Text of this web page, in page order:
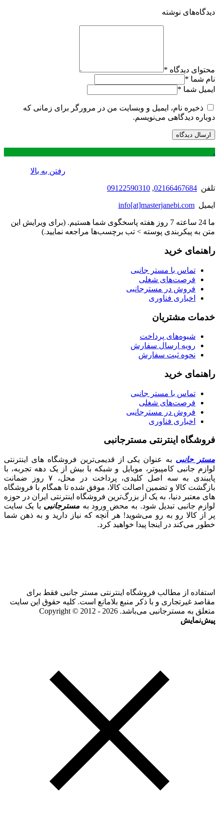
دیدگاه‌های نوشته
محتوای دیدگاه *
نام شما *
ایمیل شما *
ذخیره نام، ایمیل و وبسایت من در مرورگر برای زمانی که
دوباره دیدگاهی می‌نویسم.
.
رفتن به بالا
تلفن 02166467684
,
09122590310
ایمیل info[at]masterjanebi.com
ما 24 ساعته 7 روز هفته پاسخگوی شما هستیم. (برای ویرایش این
متن به پیکربندی پوسته > تب برچسب‌ها مراجعه نمایید.)
راهنمای خرید
تماس با مستر جانبی
فرصت‌های شغلی
فروش در مسترجانبی
اخباری فناوری
خدمات مشتریان
شیوه‌های پرداخت
رویه ارسال سفارش
نحوه ثبت سفارش
راهنمای خرید
تماس با مستر جانبی
فرصت‌های شغلی
فروش در مسترجانبی
اخباری فناوری
فروشگاه اینترنتی مسترجانبی
مستر جانبی به عنوان یکی از قدیمی‌ترین فروشگاه های اینترنتی
لوازم جانبی کامپیوتر، موبایل و شبکه با بیش از یک دهه تجربه، با
پایبندی به سه اصل کلیدی، پرداخت در محل، ۷ روز ضمانت
بازگشت کالا و تضمین اصالت کالا، موفق شده تا همگام با فروشگاه‌
های معتبر دنیا، به یک از بزرگ‌ترین فروشگاه اینترنتی ایران در حوزه
لوازم جانبی تبدیل شود. به محض ورود به مسترجانبی با یک سایت
پر از کالا رو به رو می‌شوید! هر آنچه که نیاز دارید و به ذهن شما
خطور می‌کند در اینجا پیدا خواهید کرد.
استفاده از مطالب فروشگاه اینترنتی مستر جانبی فقط برای
مقاصد غیرتجاری و با ذکر منبع بلامانع است. کلیه حقوق این سایت
متعلق به مسترجانبی می‌باشد. Copyright © 2012 - 2026
پیش‌نمایش